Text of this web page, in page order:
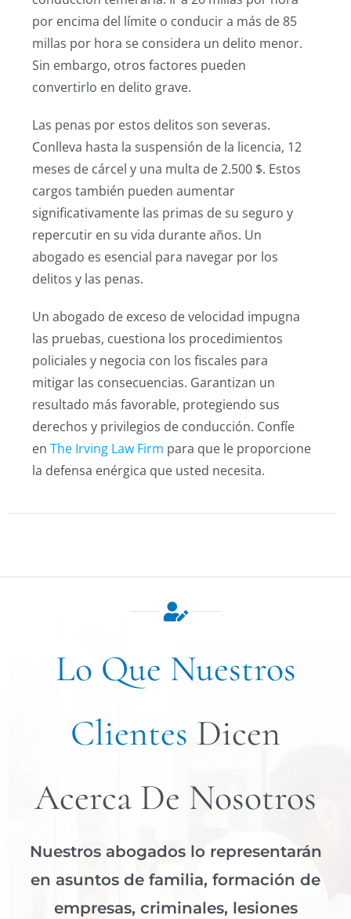
por encima del límite o conducir a más de 85
millas por hora se considera un delito menor.
Sin embargo, otros factores pueden
convertirlo en delito grave.
Las penas por estos delitos son severas.
Conlleva hasta la suspensión de la licencia, 12
meses de cárcel y una multa de 2.500 $. Estos
cargos también pueden aumentar
significativamente las primas de su seguro y
repercutir en su vida durante años. Un
abogado es esencial para navegar por los
delitos y las penas.
Un abogado de exceso de velocidad impugna
las pruebas, cuestiona los procedimientos
policiales y negocia con los fiscales para
mitigar las consecuencias. Garantizan un
resultado más favorable, protegiendo sus
derechos y privilegios de conducción. Confíe
enThe Irving Law Firm para que le proporcione
la defensa enérgica que usted necesita.
Lo Que Nuestros
Clientes Dicen
Acerca De Nosotros
Nuestros abogados lo representarán
en asuntos de familia, formación de
empresas, criminales, lesiones